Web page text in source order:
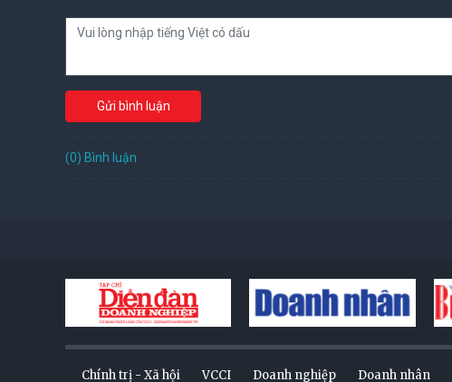
Gửi bình luận
(0) Bình luận
Chính trị - Xã hội VCCI Doanh nghiệp Doanh nhân